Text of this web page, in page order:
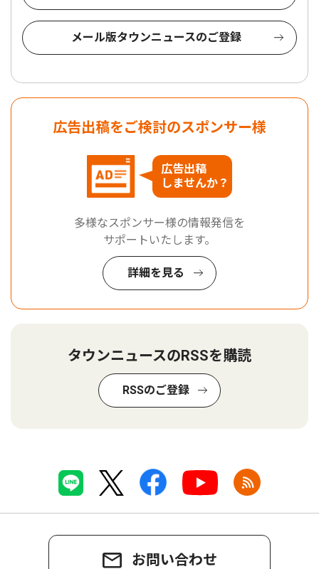
メール版タウンニュースのご登録
広告出稿をご検討のスポンサー様
広告出稿
しませんか？
多様なスポンサー様の情報発信を
サポートいたします。
詳細を見る
タウンニュースのRSSを購読
RSSのご登録
お問い合わせ